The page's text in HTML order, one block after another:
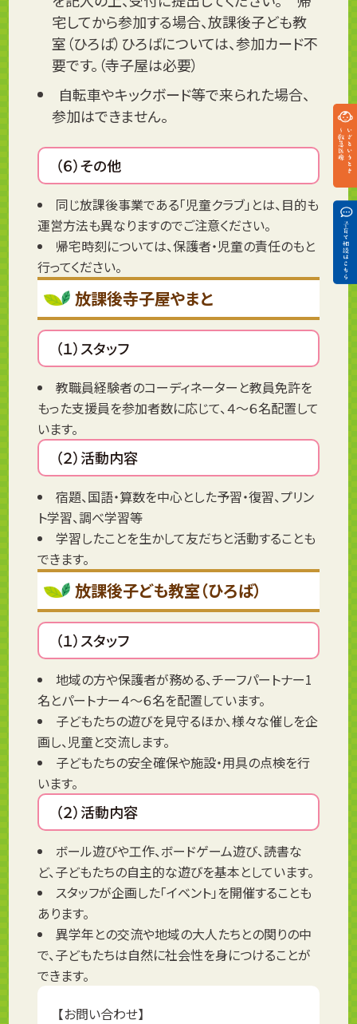
宅してから参加する場合、放課後子ども教
室（ひろば）ひろばについては、参加カード不
要です。（寺子屋は必要）
自転車やキックボード等で来られた場合、
参加はできません。
（６）その他
同じ放課後事業である「児童クラブ」とは、目的も
運営方法も異なりますのでご注意ください。
帰宅時刻については、保護者・児童の責任のもと
行ってください。
放課後寺子屋やまと
（１）スタッフ
教職員経験者のコーディネーターと教員免許を
もった支援員を参加者数に応じて、４～６名配置して
います。
（２）活動内容
宿題、国語・算数を中心とした予習・復習、プリン
ト学習、調べ学習等
学習したことを生かして友だちと活動することも
できます。
放課後子ども教室（ひろば）
（１）スタッフ
地域の方や保護者が務める、チーフパートナー1
名とパートナー４～６名を配置しています。
子どもたちの遊びを見守るほか、様々な催しを企
画し、児童と交流します。
子どもたちの安全確保や施設・用具の点検を行
います。
（２）活動内容
ボール遊びや工作、ボードゲーム遊び、読書な
ど、子どもたちの自主的な遊びを基本としています。
スタッフが企画した「イベント」を開催することも
あります。
異学年との交流や地域の大人たちとの関りの中
で、子どもたちは自然に社会性を身につけることが
できます。
【お問い合わせ】